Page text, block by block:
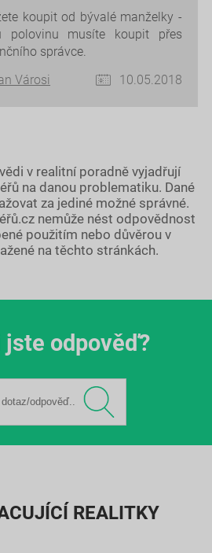
koupit od bývalé manželky -
polovinu musíte koupit přes
správce.
Városi
10.05.2018
v realitní poradně vyjadřují
na danou problematiku. Dané
za jediné možné správné.
nemůže nést odpovědnost
použitím nebo důvěrou v
na těchto stránkách.
jste odpověď?
REALITKY